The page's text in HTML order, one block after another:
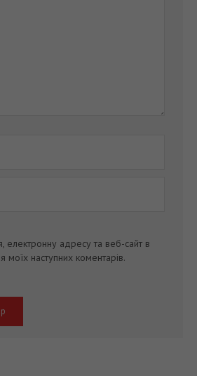
електронну адресу та веб-сайт в
моїх наступних коментарів.